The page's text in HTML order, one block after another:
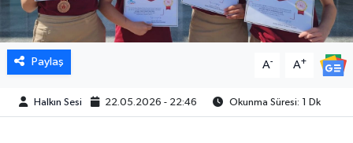
Paylaş A- A+
Halkın Sesi 22.05.2026 - 22:46 Okunma Süresi: 1 Dk